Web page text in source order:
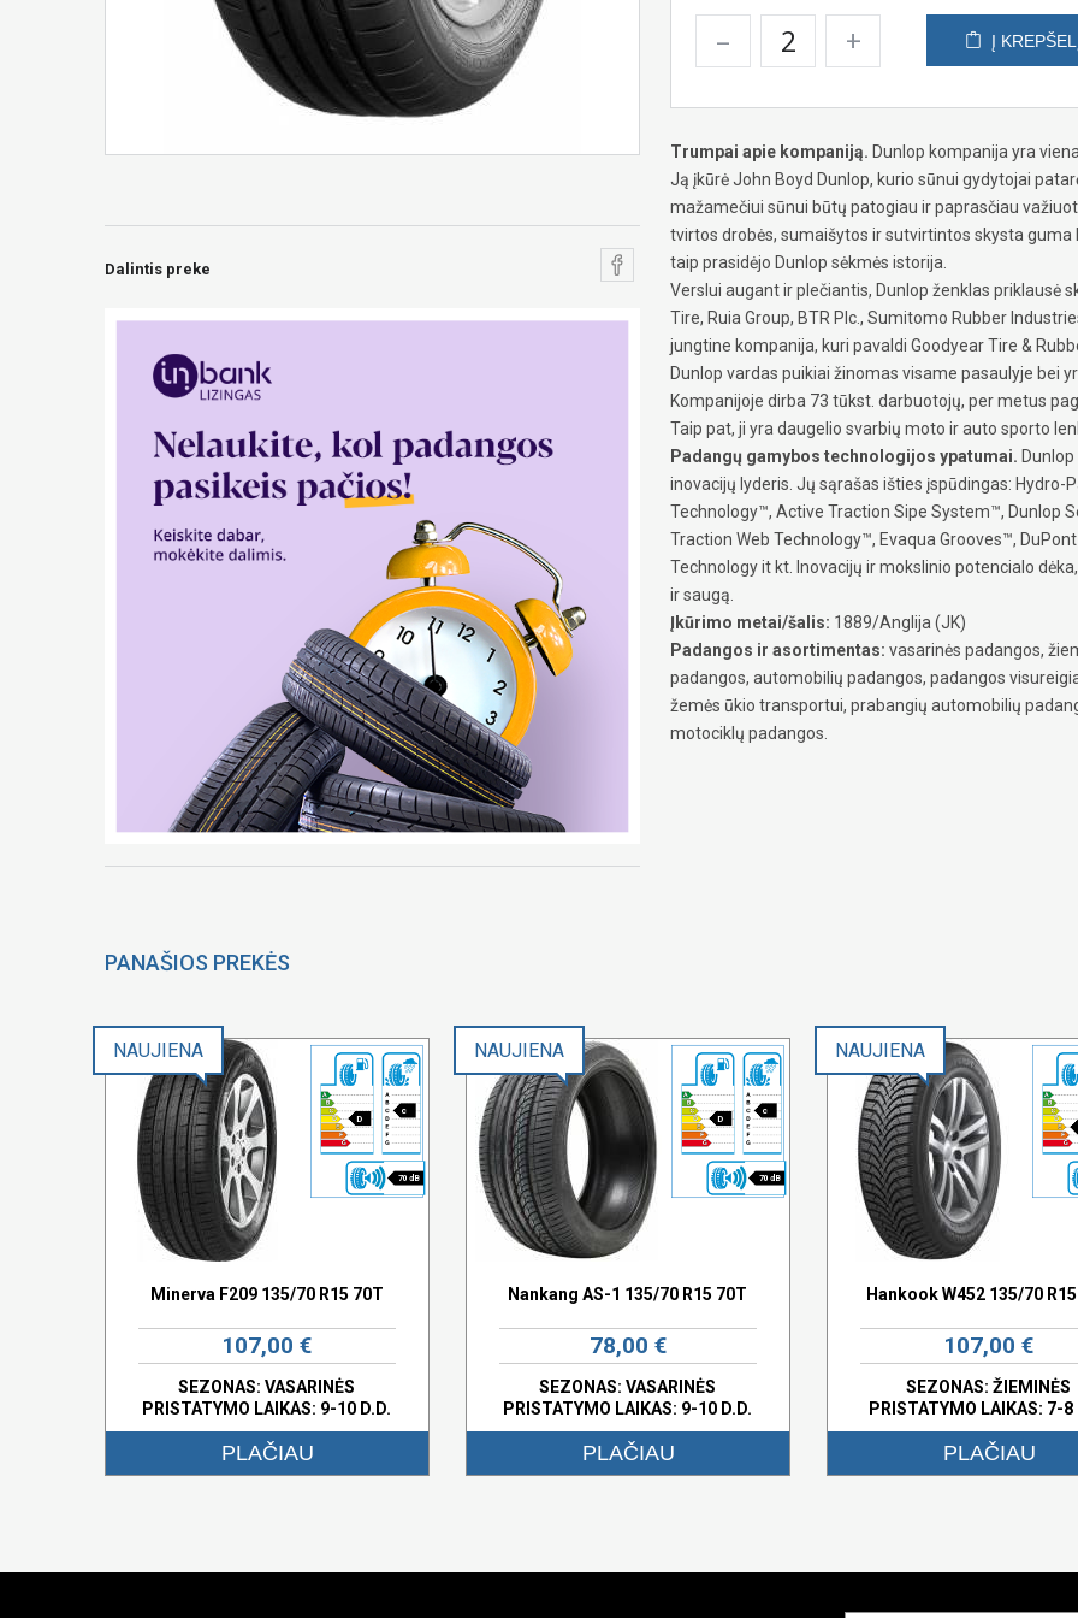
Dalintis preke
– + Į
Trumpai apie kompaniją. Dunlop kompanija yra
Ją įkūrė John Boyd Dunlop, kurio sūnui gydytojai
mažamečiui sūnui būtų patogiau ir paprasčiau
tvirtos drobės, sumaišytos ir sutvirtintos skysta
taip prasidėjo Dunlop sėkmės istorija.
Verslui augant ir plečiantis, Dunlop ženklas priklausė
Tire, Ruia Group, BTR Plc., Sumitomo Rubber
jungtine kompanija, kuri pavaldi Goodyear Tire &
Dunlop vardas puikiai žinomas visame pasaulyje bei
Kompanijoje dirba 73 tūkst. darbuotojų, per metus
Taip pat, ji yra daugelio svarbių moto ir auto sporto
Padangų gamybos technologijos ypatumai.
inovacijų lyderis. Jų sąrašas išties įspūdingas:
Technology™, Active Traction Sipe System™, Dunlop
Traction Web Technology™, Evaqua Grooves™,
Technology it kt. Inovacijų ir mokslinio potencialo
ir saugą.
Įkūrimo metai/šalis: 1889/Anglija (JK)
Padangos ir asortimentas: vasarinės padangos,
padangos, automobilių padangos, padangos
žemės ūkio transportui, prabangių automobilių
motociklų padangos.
PANAŠIOS PREKĖS
D
c
70 dB
NAUJIENA
Minerva F209 135/70 R15 70T
107,00 €
SEZONAS: VASARINĖS
PRISTATYMO LAIKAS: 9-10 D.D.
PLAČIAU
D
c
70 dB
NAUJIENA
Nankang AS-1 135/70 R15 70T
78,00 €
SEZONAS: VASARINĖS
PRISTATYMO LAIKAS: 9-10 D.D.
PLAČIAU
NAUJIENA
Hankook W452 135/70
107,00 €
SEZONAS: ŽIEMINĖS
PRISTATYMO LAIKAS: 7-8
PLAČIAU